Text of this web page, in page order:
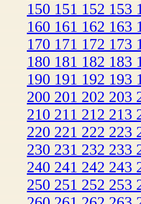
150 151 152 153
160 161 162 163
170 171 172 173
180 181 182 183
190 191 192 193
200 201 202 203
210 211 212 213
220 221 222 223
230 231 232 233
240 241 242 243
250 251 252 253